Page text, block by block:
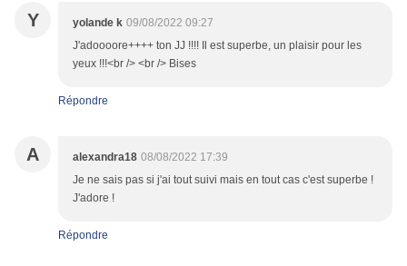
Y yolande k 09/08/2022 09:27
J'adoooore++++ ton JJ !!!! Il est superbe, un plaisir pour les
yeux !!!<br /> <br /> Bises
Répondre
A alexandra18 08/08/2022 17:39
Je ne sais pas si j'ai tout suivi mais en tout cas c'est superbe !
J'adore !
Répondre